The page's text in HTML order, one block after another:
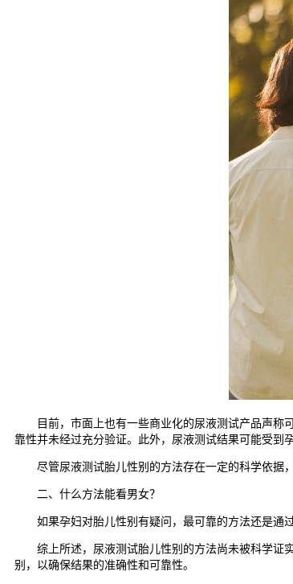
目前，市面上也有一些商业化的尿液测试产品声称可
靠性并未经过充分验证。此外，尿液测试结果可能受到
尽管尿液测试胎儿性别的方法存在一定的科学依据，
二、什么方法能看男女？
如果孕妇对胎儿性别有疑问，最可靠的方法还是通过
综上所述，尿液测试胎儿性别的方法尚未被科学证实
别，以确保结果的准确性和可靠性。